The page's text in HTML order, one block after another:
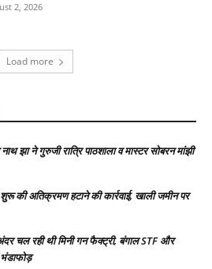
2, 2026
Load more
झा ने गुरुजी रात्रि पाठशाला व मास्टर सोबरन मांझी
शुरू की अतिक्रमण हटाने की कार्रवाई, खाली जमीन पर
चल रही थी मिनी गन फैक्ट्री, बंगाल STF और